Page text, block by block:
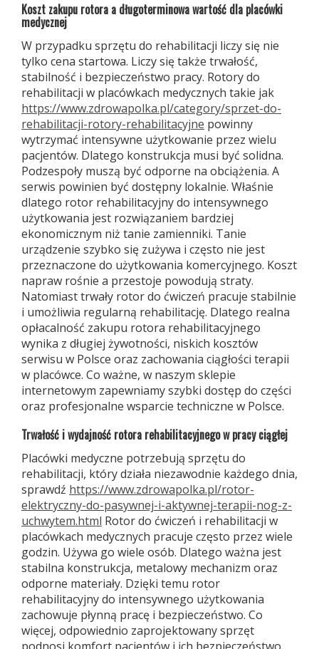
Koszt zakupu rotora a długoterminowa wartość dla placówki
medycznej
W przypadku sprzętu do rehabilitacji liczy się nie
tylko cena startowa. Liczy się także trwałość,
stabilność i bezpieczeństwo pracy. Rotory do
rehabilitacji w placówkach medycznych takie jak
https://www.zdrowapolka.pl/category/sprzet-do-
rehabilitacji-rotory-rehabilitacyjne powinny
wytrzymać intensywne użytkowanie przez wielu
pacjentów. Dlatego konstrukcja musi być solidna.
Podzespoły muszą być odporne na obciążenia. A
serwis powinien być dostępny lokalnie. Właśnie
dlatego rotor rehabilitacyjny do intensywnego
użytkowania jest rozwiązaniem bardziej
ekonomicznym niż tanie zamienniki. Tanie
urządzenie szybko się zużywa i często nie jest
przeznaczone do użytkowania komercyjnego. Koszt
napraw rośnie a przestoje powodują straty.
Natomiast trwały rotor do ćwiczeń pracuje stabilnie
i umożliwia regularną rehabilitację. Dlatego realna
opłacalność zakupu rotora rehabilitacyjnego
wynika z długiej żywotności, niskich kosztów
serwisu w Polsce oraz zachowania ciągłości terapii
w placówce. Co ważne, w naszym sklepie
internetowym zapewniamy szybki dostęp do części
oraz profesjonalne wsparcie techniczne w Polsce.
Trwałość i wydajność rotora rehabilitacyjnego w pracy ciągłej
Placówki medyczne potrzebują sprzętu do
rehabilitacji, który działa niezawodnie każdego dnia,
sprawdź https://www.zdrowapolka.pl/rotor-
elektryczny-do-pasywnej-i-aktywnej-terapii-nog-z-
uchwytem.html Rotor do ćwiczeń i rehabilitacji w
placówkach medycznych pracuje często przez wiele
godzin. Używa go wiele osób. Dlatego ważna jest
stabilna konstrukcja, metalowy mechanizm oraz
odporne materiały. Dzięki temu rotor
rehabilitacyjny do intensywnego użytkowania
zachowuje płynną pracę i bezpieczeństwo. Co
więcej, odpowiednio zaprojektowany sprzęt